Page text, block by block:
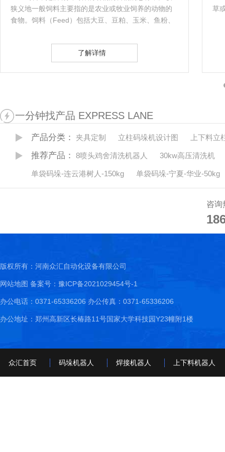
狭义地一般饲料主要指的是农业或牧业饲养的动物的
食物。饲料（Feed）包括大豆、豆粕、玉米、鱼粉、
添加剂等十余个品种的饲料原料。…
了解详情
草
一分钟找产品 EXPRESS LANE
产品分类： 夹具定制 立柱码垛机设计图 上下料立
推荐产品： 8喷头鸡舍清洗机器人 30kw高压清洗机
单袋码垛-连云港树人-150kg 单袋码垛-宁夏-华业-50kg
咨询
版权所有：河南众汇自动化设备有限公司
网站地图 备案号：豫ICP备2021029454号-1
办公电话：0371-65336206 办公传真：0371-65336206
办公地址：郑州高新区长椿路11号国家大学科技园Y23幢附1楼
众汇首页 码垛机器人 焊接机器人 上下料机器人